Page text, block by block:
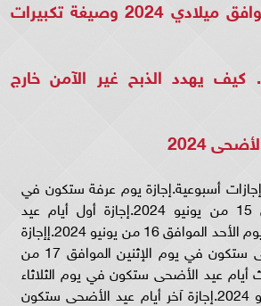
10 ذو الحجة كم يوافق ميلادي 2024 وصيغة تكبيرات
يهدد الذبح غير الآمن خارج
2024
أسبوعية.إجازة يوم عرفة ستكون في
يوم السبت الموافق 15 من يونيو 2024.إجازة أول أيام عيد
الأضحى ستكون في يوم الأحد الموافق 16 من يونيو 2024.إإجازة
ثاني أيام عيد الأضحى ستكون في يوم الإثنين الموافق 17 من
ثالث أيام عيد الأضحى ستكون في يوم الثلاثاء
الموافق 18 من يونيو 2024.إجازة آخر أيام عيد الأضحى ستكون